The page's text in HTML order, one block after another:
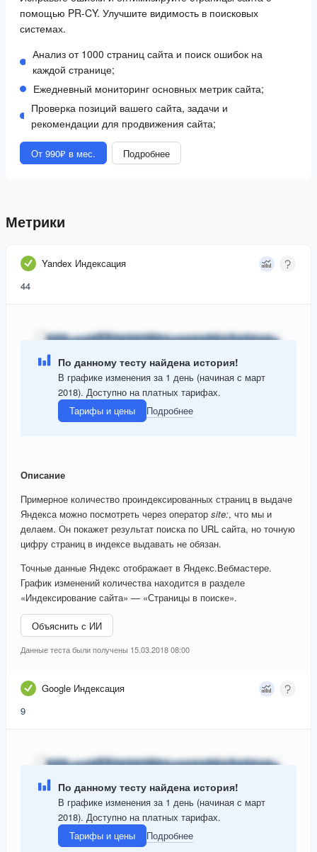
помощью PR-CY. Улучшите видимость в поисковых
системах.
Анализ от 1000 страниц сайта и поиск ошибок на
каждой странице;
Ежедневный мониторинг основных метрик сайта;
Проверка позиций вашего сайта, задачи и
рекомендации для продвижения сайта;
От 990₽ в мес. Подробнее
Метрики
Yandex Индексация
44
По данному тесту найдена история!
В графике изменения за 1 день (начиная с март
2018). Доступно на платных тарифах.
Тарифы и цены
Подробнее
Описание
Примерное количество проиндексированных страниц в выдаче
Яндекса можно посмотреть через оператор site:, что мы и
делаем. Он покажет результат поиска по URL сайта, но точную
цифру страниц в индексе выдавать не обязан.
Точные данные Яндекс отображает в Яндекс.Вебмастере.
График изменений количества находится в разделе
«Индексирование сайта» — «Страницы в поиске».
Объяснить с ИИ
Данные теста были получены 15.03.2018 08:00
Google Индексация
9
По данному тесту найдена история!
В графике изменения за 1 день (начиная с март
2018). Доступно на платных тарифах.
Тарифы и цены
Подробнее